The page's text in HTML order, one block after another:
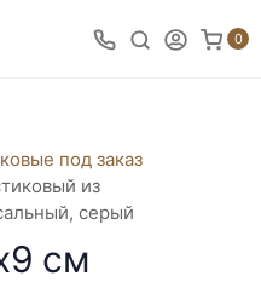
0
под заказ
из
серый
см